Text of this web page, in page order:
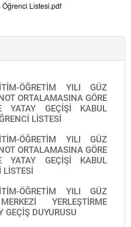
Öğrenci Listesi.pdf
ÖĞRETİM YILI GÜZ
ORTALAMASINA GÖRE
YATAY GEÇİŞİ KABUL
LİSTESİ
ÖĞRETİM YILI GÜZ
ORTALAMASINA GÖRE
YATAY GEÇİŞİ KABUL
LİSTESİ
ÖĞRETİM YILI GÜZ
YERLEŞTİRME
GEÇİŞ DUYURUSU